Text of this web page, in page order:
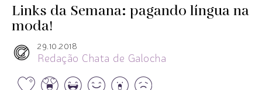
Links da Semana: pagando língua na
moda!
29.10.2018
Redação Chata de Galocha